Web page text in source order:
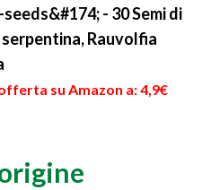
- 30 Semi di
Rauvolfia
su Amazon a: 4,9€